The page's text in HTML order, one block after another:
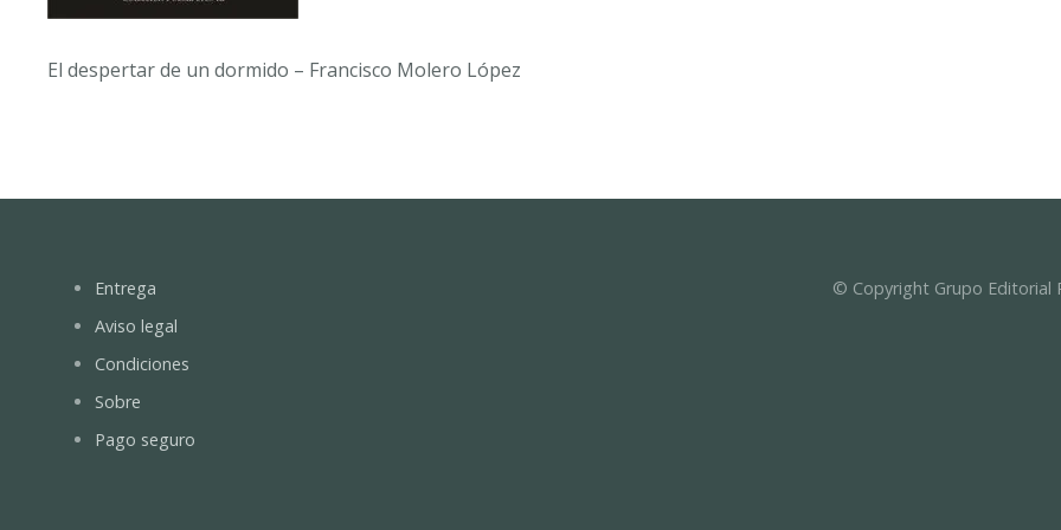
El despertar de un dormido – Francisco Molero López
Entrega
Aviso legal
Condiciones
Sobre
Pago seguro
© Copyright Grupo Editorial